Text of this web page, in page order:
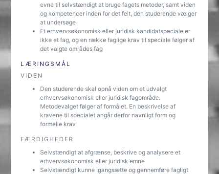
evne til selvstændigt at bruge fagets metoder, samt viden
og kompetencer inden for det felt, den studerende vælger
at undersøge
Et erhvervsøkonomisk eller juridisk kandidatspeciale er
ikke et fag, og en række faglige krav til speciale følger af
det valgte områdes fag
LÆRINGSMÅL
VIDEN
Den studerende skal opnå viden om et udvalgt
erhvervsøkonomisk eller juridisk fagområde.
Metodevalget følger af formålet. En beskrivelse af
kravene til specialet angår derfor navnligt form og
formelle krav
FÆRDIGHEDER
Selvstændigt at afgrænse, beskrive og analysere et
erhvervsøkonomisk eller juridisk emne
Selvstændigt kunne igangsætte og gennemføre fagligt